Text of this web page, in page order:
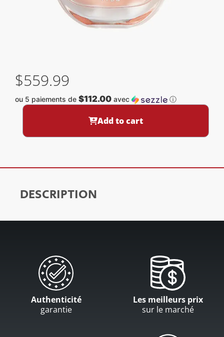
$559.99
ou 5 paiements de $112.00 avec ⓘ
Add to cart
DESCRIPTION
Authenticité
garantie
Les meilleurs prix
sur le marché